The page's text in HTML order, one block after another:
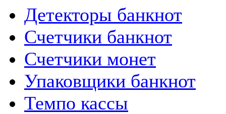
Детекторы банкнот
Счетчики банкнот
Счетчики монет
Упаковщики банкнот
Темпо кассы